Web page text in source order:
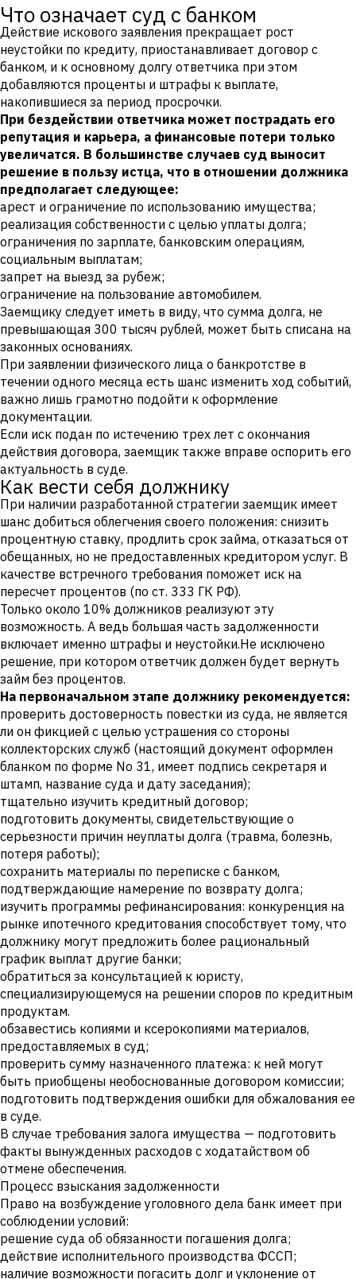
Что означает суд с банком
Действие искового заявления прекращает рост
неустойки по кредиту, приостанавливает договор с
банком, и к основному долгу ответчика при этом
добавляются проценты и штрафы к выплате,
накопившиеся за период просрочки.
При бездействии ответчика может пострадать его
репутация и карьера, а финансовые потери только
увеличатся. В большинстве случаев суд выносит
решение в пользу истца, что в отношении должника
предполагает следующее:
арест и ограничение по использованию имущества;
реализация собственности с целью уплаты долга;
ограничения по зарплате, банковским операциям,
социальным выплатам;
запрет на выезд за рубеж;
ограничение на пользование автомобилем.
Заемщику следует иметь в виду, что сумма долга, не
превышающая 300 тысяч рублей, может быть списана на
законных основаниях.
При заявлении физического лица о банкротстве в
течении одного месяца есть шанс изменить ход событий,
важно лишь грамотно подойти к оформление
документации.
Если иск подан по истечению трех лет с окончания
действия договора, заемщик также вправе оспорить его
актуальность в суде.
Как вести себя должнику
При наличии разработанной стратегии заемщик имеет
шанс добиться облегчения своего положения: снизить
процентную ставку, продлить срок займа, отказаться от
обещанных, но не предоставленных кредитором услуг. В
качестве встречного требования поможет иск на
пересчет процентов (по ст. 333 ГК РФ).
Только около 10% должников реализуют эту
возможность. А ведь большая часть задолженности
включает именно штрафы и неустойки.Не исключено
решение, при котором ответчик должен будет вернуть
займ без процентов.
На первоначальном этапе должнику рекомендуется:
проверить достоверность повестки из суда, не является
ли он фикцией с целью устрашения со стороны
коллекторских служб (настоящий документ оформлен
бланком по форме No 31, имеет подпись секретаря и
штамп, название суда и дату заседания);
тщательно изучить кредитный договор;
подготовить документы, свидетельствующие о
серьезности причин неуплаты долга (травма, болезнь,
потеря работы);
сохранить материалы по переписке с банком,
подтверждающие намерение по возврату долга;
изучить программы рефинансирования: конкуренция на
рынке ипотечного кредитования способствует тому, что
должнику могут предложить более рациональный
график выплат другие банки;
обратиться за консультацией к юристу,
специализирующемуся на решении споров по кредитным
продуктам.
обзавестись копиями и ксерокопиями материалов,
предоставляемых в суд;
проверить сумму назначенного платежа: к ней могут
быть приобщены необоснованные договором комиссии;
подготовить подтверждения ошибки для обжалования ее
в суде.
В случае требования залога имущества — подготовить
факты вынужденных расходов с ходатайством об
отмене обеспечения.
Процесс взыскания задолженности
Право на возбуждение уголовного дела банк имеет при
соблюдении условий:
решение суда об обязанности погашения долга;
действие исполнительного производства ФССП;
наличие возможности погасить долг и уклонение от